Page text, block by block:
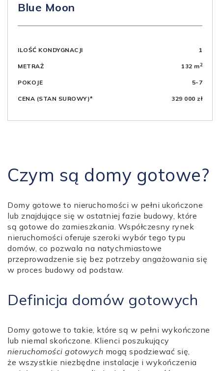
Blue Moon
ILOŚĆ KONDYGNACJI 1
METRAŻ 132 m2
POKOJE 5-7
CENA (STAN SUROWY)* 329 000 zł
Czym są domy gotowe?
Domy gotowe to nieruchomości w pełni ukończone
lub znajdujące się w ostatniej fazie budowy, które
są gotowe do zamieszkania. Współczesny rynek
nieruchomości oferuje szeroki wybór tego typu
domów, co pozwala na natychmiastowe
przeprowadzenie się bez potrzeby angażowania się
w proces budowy od podstaw.
Definicja domów gotowych
Domy gotowe to takie, które są w pełni wykończone
lub niemal skończone. Klienci poszukujący
nieruchomości gotowych mogą spodziewać się,
że wszystkie niezbędne instalacje i wykończenia